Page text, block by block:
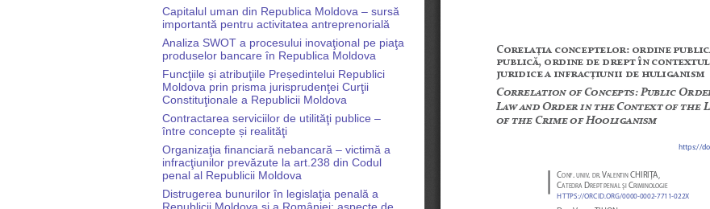
Capitalul uman din Republica Moldova – sursă
importantă pentru activitatea antreprenorială
Analiza SWOT a procesului inovaţional pe piaţa
produselor bancare în Republica Moldova
Funcţiile și atribuţiile Președintelui Republici
Moldova prin prisma jurisprudenţei Curţii
Constituţionale a Republicii Moldova
Contractarea serviciilor de utilităţi publice –
între concepte și realităţi
Organizaţia financiară nebancară – victimă a
infracţiunilor prevăzute la art.238 din Codul
penal al Republicii Moldova
Distrugerea bunurilor în legislaţia penală a
Republicii Moldova şi a României: aspecte de